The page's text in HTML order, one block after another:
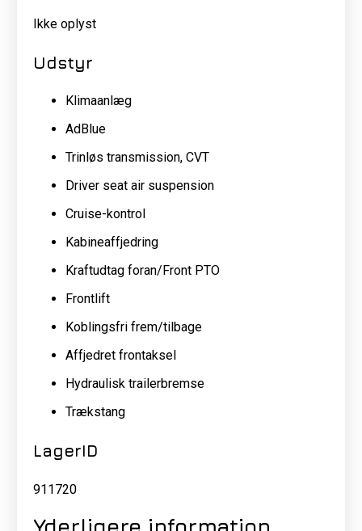
Ikke oplyst
Udstyr
Klimaanlæg
AdBlue
Trinløs transmission, CVT
Driver seat air suspension
Cruise-kontrol
Kabineaffjedring
Kraftudtag foran/Front PTO
Frontlift
Koblingsfri frem/tilbage
Affjedret frontaksel
Hydraulisk trailerbremse
Trækstang
LagerID
911720